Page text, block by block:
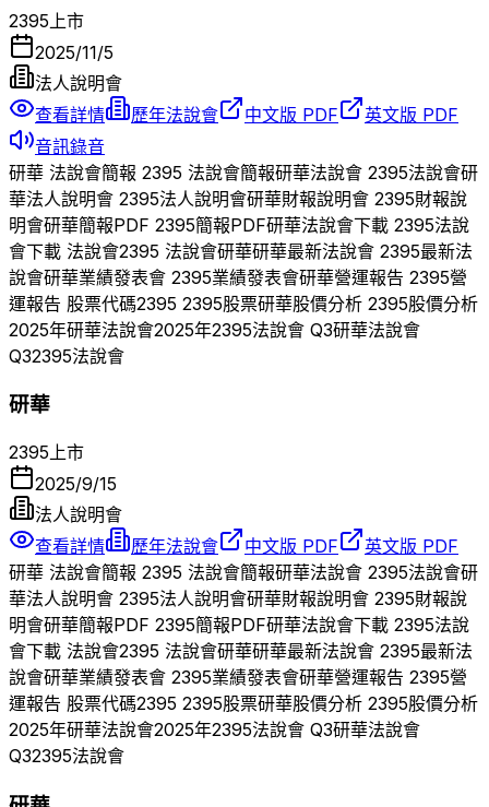
2395 上市
2025/11/5
法人說明會
查看詳情
歷年法說會 中文版 PDF
英文版 PDF
音訊錄音
研華 法說會簡報 2395 法說會簡報研華法說會 2395法說會研
華法人說明會 2395法人說明會研華財報說明會 2395財報說
明會研華簡報PDF 2395簡報PDF研華法說會下載 2395法說
會下載 法說會2395 法說會研華研華最新法說會 2395最新法
說會研華業績發表會 2395業績發表會研華營運報告 2395營
運報告 股票代碼2395 2395股票研華股價分析 2395股價分析
2025年研華法說會2025年2395法說會 Q3研華法說會
Q32395法說會
研華
2395上市
2025/9/15
法人說明會
查看詳情
歷年法說會 中文版 PDF
英文版 PDF
研華 法說會簡報 2395 法說會簡報研華法說會 2395法說會研
華法人說明會 2395法人說明會研華財報說明會 2395財報說
明會研華簡報PDF 2395簡報PDF研華法說會下載 2395法說
會下載 法說會2395 法說會研華研華最新法說會 2395最新法
說會研華業績發表會 2395業績發表會研華營運報告 2395營
運報告 股票代碼2395 2395股票研華股價分析 2395股價分析
2025年研華法說會2025年2395法說會 Q3研華法說會
Q32395法說會